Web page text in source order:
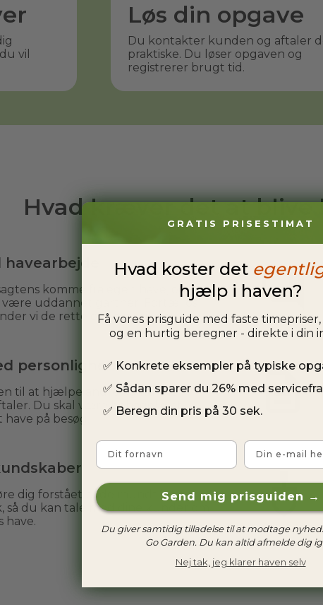
vil
Løs din opgave
Du kontakter kunden og aftaler
praktiske. Du løser opgaven og
registrerer brugt tid.
Hvad kræver det at blive
komme fra egen have, og du
være uddannet gartner. Fortæl os
vi de rette opgaver til dig.
personlighed
til at hjælpe andre og kunne
Du skal være behagelig at
på besøg.
dig forstået både mundtligt og
så du kan tale med dine kunder om
have.
GRATIS PRISESTIMAT
Hvad koster det
hjælp i haven?
Få vores prisguide med faste
og en hurtig beregner - direkte i din
✅ Konkrete eksempler på typiske
✅ Sådan sparer du 26% med
✅ Beregn din pris på 30 sek.
Fornavn Email
Send mig prisguiden →
Du giver samtidig tilladelse til at modtage
Go Garden. Du kan altid afmelde dig
Nej tak, jeg klarer haven selv